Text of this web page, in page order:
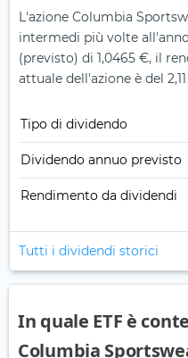
L'azione Columbia
intermedi più volte
(previsto) di 1,0465 €, il
attuale dell'azione è del 2,11
Tipo di dividendo
Dividendo annuo previsto
Rendimento da dividendi
Tutti i dividendi storici
In quale ETF è
Columbia